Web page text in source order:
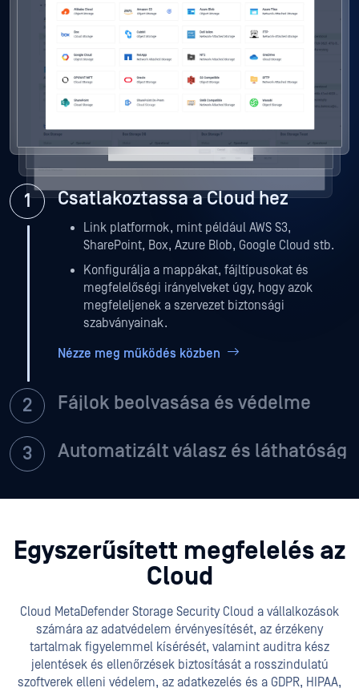
Csatlakoztassa a Cloud hez
Link platformok, mint például AWS S3,
SharePoint, Box, Azure Blob, Google Cloud stb.
Konfigurálja a mappákat, fájltípusokat és
megfelelőségi irányelveket úgy, hogy azok
megfeleljenek a szervezet biztonsági
szabványainak.
Nézze meg működés közben
Fájlok beolvasása és védelme
Automatizált válasz és láthatóság
Egyszerűsített megfelelés az
Cloud
Cloud MetaDefender Storage Security Cloud a vállalkozások
számára az adatvédelem érvényesítését, az érzékeny
tartalmak figyelemmel kísérését, valamint auditra kész
jelentések és ellenőrzések biztosítását a rosszindulatú
szoftverek elleni védelem, az adatkezelés és a GDPR, HIPAA,